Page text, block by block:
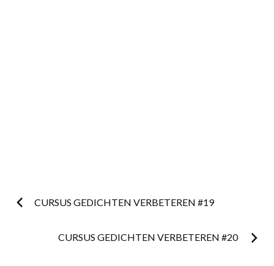
Postnavigatie
CURSUS GEDICHTEN VERBETEREN #19
CURSUS GEDICHTEN VERBETEREN #20